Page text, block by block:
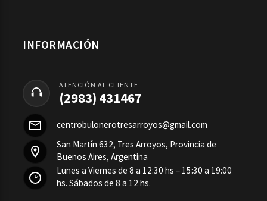
INFORMACIÓN
ATENCIÓN AL CLIENTE
(2983) 431467
centrobulonerotresarroyos@gmail.com
San Martín 632, Tres Arroyos, Provincia de
Buenos Aires, Argentina
Lunes a Viernes de 8 a 12:30 hs – 15:30 a 19:00
hs. Sábados de 8 a 12 hs.